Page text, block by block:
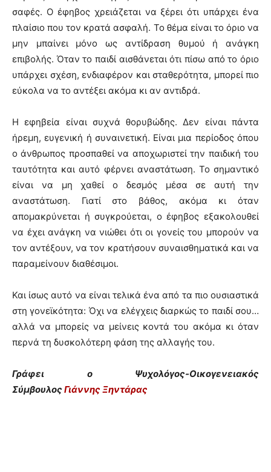
σαφές. Ο έφηβος χρειάζεται να ξέρει ότι υπάρχει ένα
πλαίσιο που τον κρατά ασφαλή. Το θέμα είναι το όριο να
μην μπαίνει μόνο ως αντίδραση θυμού ή ανάγκη
επιβολής. Όταν το παιδί αισθάνεται ότι πίσω από το όριο
υπάρχει σχέση, ενδιαφέρον και σταθερότητα, μπορεί πιο
εύκολα να το αντέξει ακόμα κι αν αντιδρά.
Η εφηβεία είναι συχνά θορυβώδης. Δεν είναι πάντα
ήρεμη, ευγενική ή συναινετική. Είναι μια περίοδος όπου
ο άνθρωπος προσπαθεί να αποχωριστεί την παιδική του
ταυτότητα και αυτό φέρνει αναστάτωση. Το σημαντικό
είναι να μη χαθεί ο δεσμός μέσα σε αυτή την
αναστάτωση. Γιατί στο βάθος, ακόμα κι όταν
απομακρύνεται ή συγκρούεται, ο έφηβος εξακολουθεί
να έχει ανάγκη να νιώθει ότι οι γονείς του μπορούν να
τον αντέξουν, να τον κρατήσουν συναισθηματικά και να
παραμείνουν διαθέσιμοι.
Και ίσως αυτό να είναι τελικά ένα από τα πιο ουσιαστικά
στη γονεϊκότητα: Όχι να ελέγχεις διαρκώς το παιδί σου…
αλλά να μπορείς να μείνεις κοντά του ακόμα κι όταν
περνά τη δυσκολότερη φάση της αλλαγής του.
Γράφει ο Ψυχολόγος-Οικογενειακός
Σύμβουλος Γιάννης Ξηντάρας